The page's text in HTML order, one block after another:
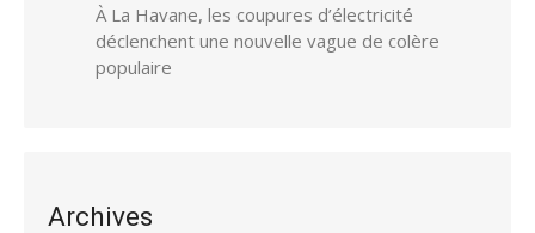
À La Havane, les coupures d’électricité
déclenchent une nouvelle vague de colère
populaire
Archives